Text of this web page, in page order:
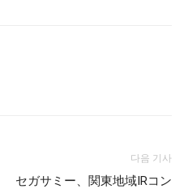
다음 기사
セガサミー、関東地域IRコン